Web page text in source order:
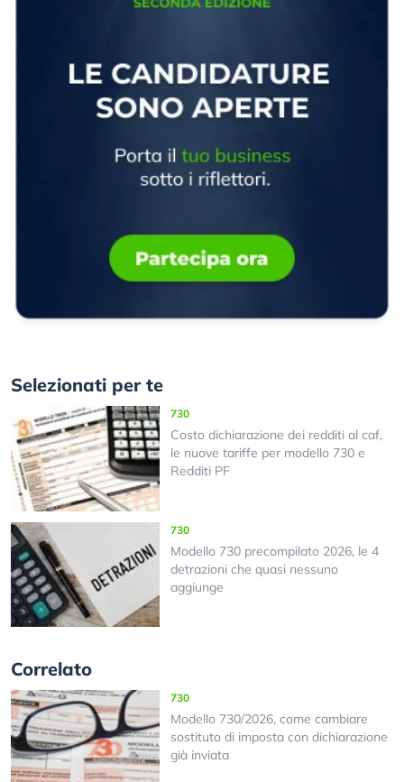
Selezionati per te
730
Costo dichiarazione dei redditi al caf,
le nuove tariffe per modello 730 e
Redditi PF
730
Modello 730 precompilato 2026, le 4
detrazioni che quasi nessuno
aggiunge
Correlato
730
Modello 730/2026, come cambiare
sostituto di imposta con dichiarazione
già inviata